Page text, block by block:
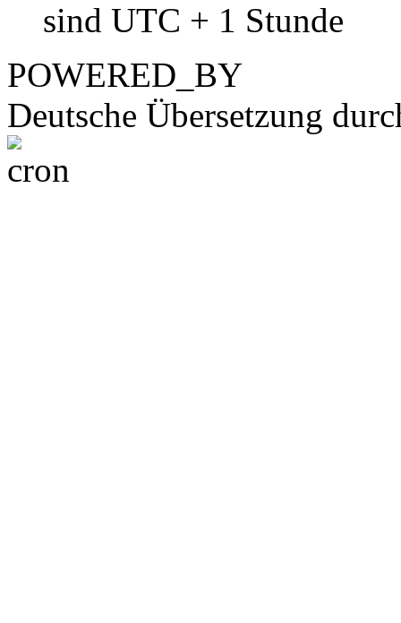
sind UTC + 1 Stunde
POWERED_BY
Deutsche Übersetzung